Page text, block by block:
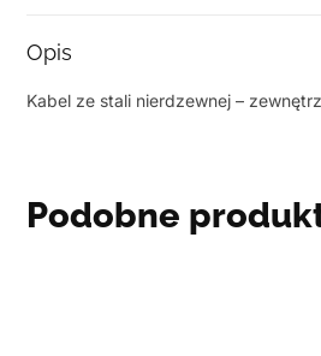
Opis
Kabel ze stali nierdzewnej –
Podobne